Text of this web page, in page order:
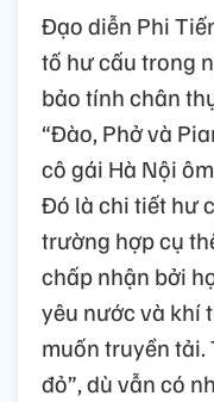
Đạo diễn Phi
tố hư cấu trong
bảo tính chân
“Đào, Phở và
cô gái Hà Nội
Đó là chi tiết hư
trường hợp cụ
chấp nhận bởi
yêu nước và khí
muốn truyền tải.
đỏ”, dù vẫn có